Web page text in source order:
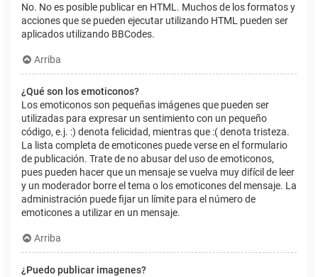
No. No es posible publicar en HTML. Muchos de los formatos y
acciones que se pueden ejecutar utilizando HTML pueden ser
aplicados utilizando BBCodes.
Arriba
¿Qué son los emoticonos?
Los emoticonos son pequeñas imágenes que pueden ser
utilizadas para expresar un sentimiento con un pequeño
código, e.j. :) denota felicidad, mientras que :( denota tristeza.
La lista completa de emoticones puede verse en el formulario
de publicación. Trate de no abusar del uso de emoticonos,
pues pueden hacer que un mensaje se vuelva muy difícil de leer
y un moderador borre el tema o los emoticones del mensaje. La
administración puede fijar un límite para el número de
emoticones a utilizar en un mensaje.
Arriba
¿Puedo publicar imagenes?